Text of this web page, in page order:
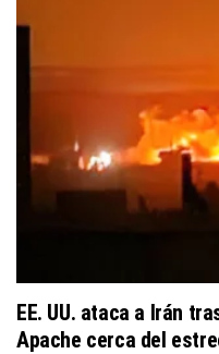
EE. UU. ataca a Irán
Apache cerca del